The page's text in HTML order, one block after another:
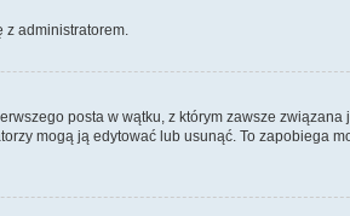
z administratorem.
posta w wątku, z którym zawsze związana
mogą ją edytować lub usunąć. To zapobiega